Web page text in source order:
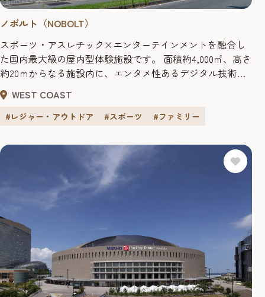
ノボルト（NOBOLT）
スポーツ・アスレチック×エンターテインメントを融合し
た国内最大級の屋内型体験施設です。 面積約4,000㎡、高さ
約20ｍからなる施設内に、エンタメ性あるデジタル技術を
加えた、スポーツ・アスレチックコンテンツなど16種のア
トラクションを設置し、遊び感覚で運動をすることが出
来、ファミリー層やカップル、本格アスリートの方まで、
をウェブサ...
WEST COAST
#レジャー・アウトドア #スポーツ #ファミリー